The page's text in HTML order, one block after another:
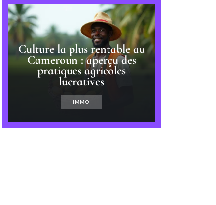
Culture la plus rentable au
Cameroun : aperçu des
pratiques agricoles
lucratives
IMMO